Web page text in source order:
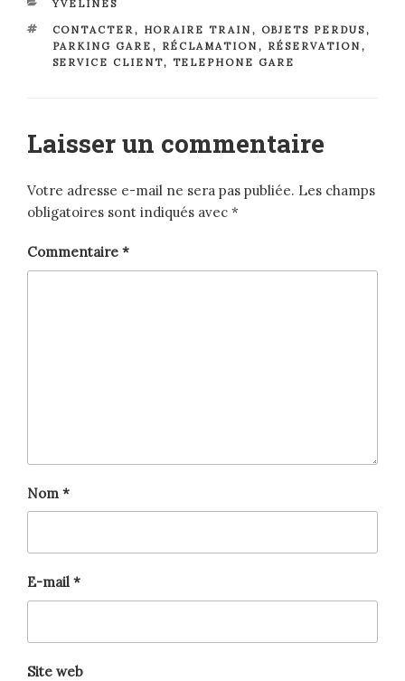
CATÉGORIES
YVELINES
ÉTIQUETTES
CONTACTER, HORAIRE TRAIN , OBJETS PERDUS,
PARKING GARE , RÉCLAMATION , RÉSERVATION ,
SERVICE CLIENT, TELEPHONE GARE
Laisser un commentaire
Votre adresse e-mail ne sera pas publiée. Les champs
obligatoires sont indiqués avec *
Commentaire *
Nom *
E-mail *
Site web